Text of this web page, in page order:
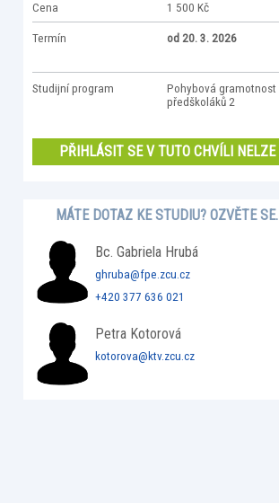
Cena 1 500 Kč
Termín od 20. 3. 2026
Studijní program
Pohybová gramotnost
předškoláků 2
PŘIHLÁSIT SE V TUTO CHVÍLI NELZE
MÁTE DOTAZ KE STUDIU? OZVĚTE SE.
Bc. Gabriela Hrubá
ghruba@fpe.zcu.cz
+420 377 636 021
Petra Kotorová
kotorova@ktv.zcu.cz